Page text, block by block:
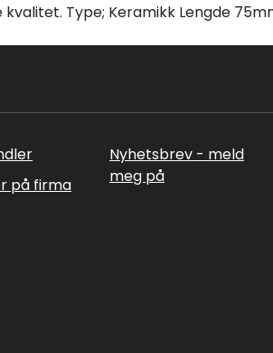
Type; Keramikk Lengde
på firma
Nyhetsbrev - meld
meg på